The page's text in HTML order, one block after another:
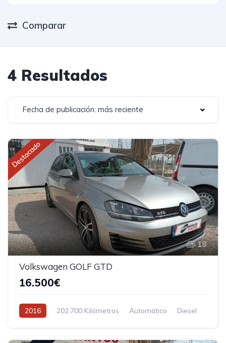
Comparar
4 Resultados
Fecha de publicación: más reciente
Destacado
18
Volkswagen GOLF GTD
16.500€
2016 202.700 Kilómetros Automático
Diesel